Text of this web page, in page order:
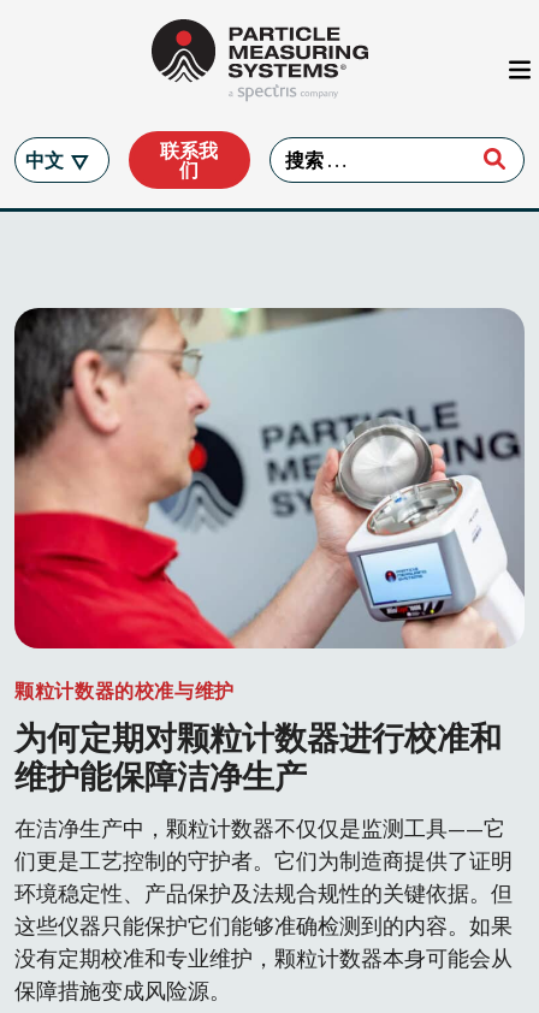
Main Navigation
中文
联系我
们
Search for:
颗粒计数器的校准与维护
为何定期对颗粒计数器进行校准和
维护能保障洁净生产
在洁净生产中，颗粒计数器不仅仅是监测工具——它
们更是工艺控制的守护者。它们为制造商提供了证明
环境稳定性、产品保护及法规合规性的关键依据。但
这些仪器只能保护它们能够准确检测到的内容。如果
没有定期校准和专业维护，颗粒计数器本身可能会从
保障措施变成风险源。